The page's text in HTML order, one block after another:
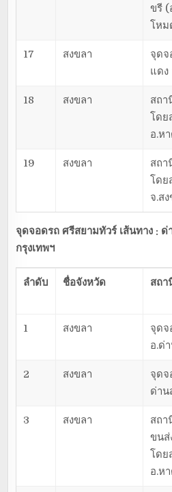
ขรี (
โหม
17 สงขลา
จุดจ
แดง
18 สงขลา
สถา
โดย
อ.ห
19 สงขลา
สถา
โดย
จ.ส
จุดจอดรถ ศรีสยามทัวร์ เส้นทาง :
กรุงเทพฯ
ลำดับ ชื่อจังหวัด สถา
1 สงขลา
จุดจ
อ.ด่
2 สงขลา
จุดจ
ด่าน
3 สงขลา
สถา
ขนส่
โดย
อ.ห